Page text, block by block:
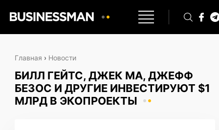
Главная › Новости
БИЛЛ ГЕЙТС, ДЖЕК МА, ДЖЕФФ
БЕЗОС И ДРУГИЕ ИНВЕСТИРУЮТ $1
МЛРД В ЭКОПРОЕКТЫ